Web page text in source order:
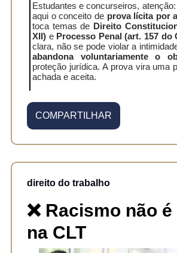
Estudantes e concurseiros,
aqui o conceito de prova lícita por
toca temas de Direito
XII) e Processo Penal (art. 157 do
clara, não se pode violar a
abandona voluntariamente o
proteção jurídica. A prova vira uma
achada e aceita.
COMPARTILHAR
direito do trabalho
❌ Racismo não
na CLT